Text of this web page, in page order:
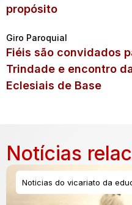
propósito
Giro Paroquial
Fiéis são convidados
Trindade e encontro
Eclesiais de Base
Notícias
Noticias do vicariato da